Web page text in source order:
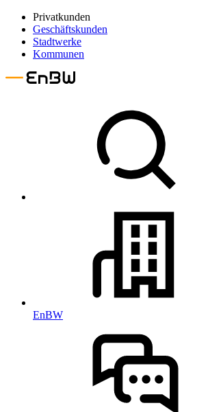
Privatkunden
Geschäftskunden
Stadtwerke
Kommunen
EnBW